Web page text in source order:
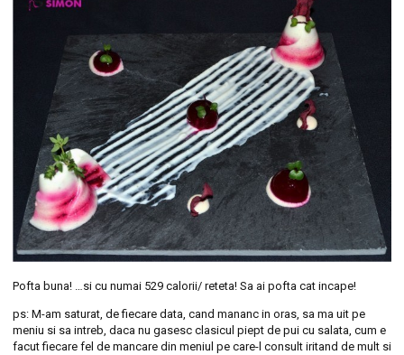
Pofta buna! …si cu numai 529 calorii/ reteta! Sa ai pofta cat incape!
ps: M-am saturat, de fiecare data, cand mananc in oras, sa ma uit pe
meniu si sa intreb, daca nu gasesc clasicul piept de pui cu salata, cum e
facut fiecare fel de mancare din meniul pe care-l consult iritand de mult si